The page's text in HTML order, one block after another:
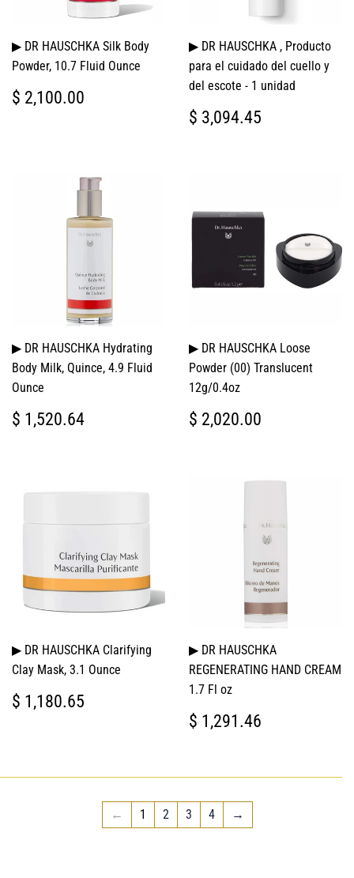
▶ DR HAUSCHKA Silk Body
Powder, 10.7 Fluid Ounce
PRECIO
HABITUAL
$ 2,100.00
▶ DR HAUSCHKA , Producto
para el cuidado del cuello y
del escote - 1 unidad
PRECIO
HABITUAL
$ 3,094.45
▶ DR HAUSCHKA Hydrating
Body Milk, Quince, 4.9 Fluid
Ounce
PRECIO
HABITUAL
$ 1,520.64
▶ DR HAUSCHKA Loose
Powder (00) Translucent
12g/0.4oz
PRECIO
HABITUAL
$ 2,020.00
▶ DR HAUSCHKA Clarifying
Clay Mask, 3.1 Ounce
PRECIO
HABITUAL
$ 1,180.65
▶ DR HAUSCHKA
REGENERATING HAND CREAM
1.7 Fl oz
PRECIO
HABITUAL
$ 1,291.46
← 1 2 3 4 →